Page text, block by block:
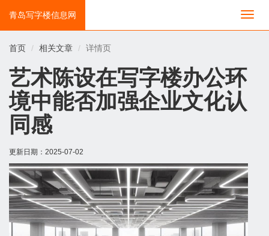
切
青岛写字楼信息网
首页 相关文章 详情页
艺术陈设在写字楼办公环
境中能否加强企业文化认
同感
更新日期： 2025-07-02